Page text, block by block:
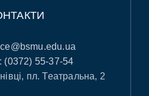
(0372) 55-37-54
пл. Театральна, 2